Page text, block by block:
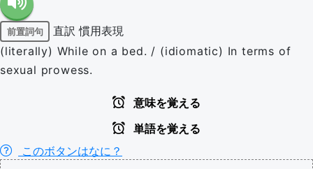
前置詞句 直訳 慣用表現
(literally) While on a bed. / (idiomatic) In terms of
sexual prowess.
意味を覚える
単語を覚える
このボタンはなに？